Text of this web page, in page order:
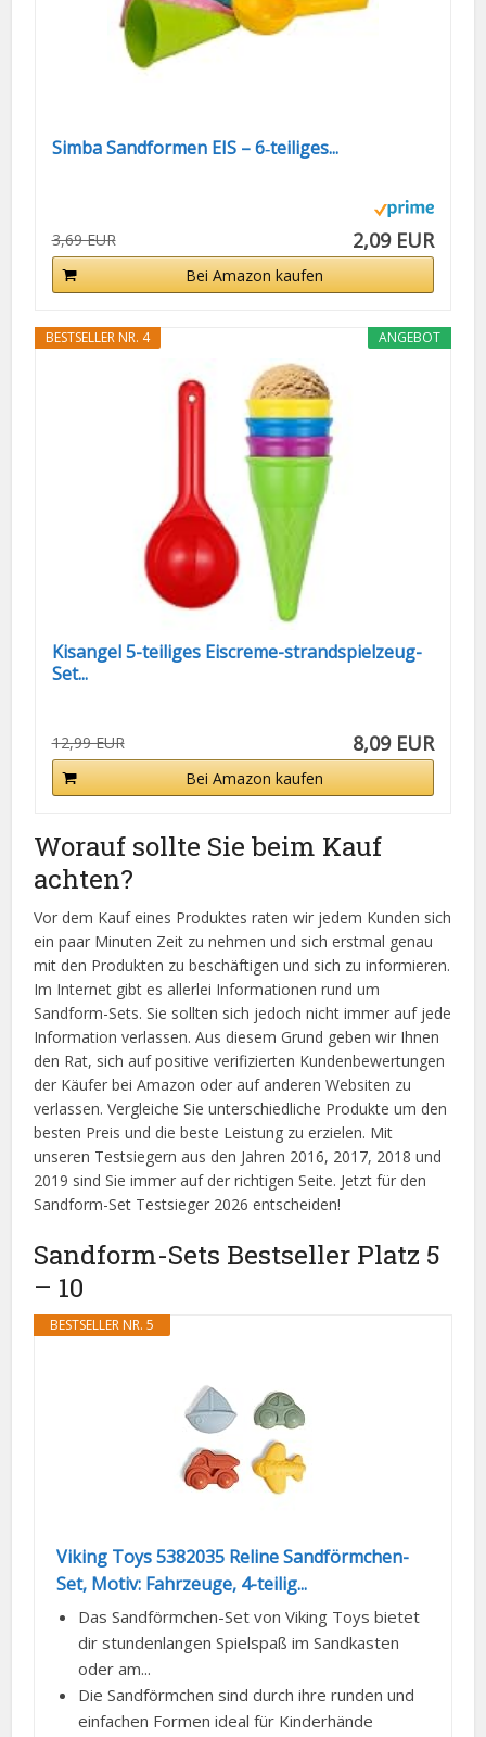
Simba Sandformen EIS – 6‑teiliges...
3,69 EUR 2,09 EUR
Bei Amazon kaufen
ANGEBOT
BESTSELLER NR. 4
Kisangel 5-teiliges Eiscreme-strandspielzeug-
Set...
12,99 EUR 8,09 EUR
Bei Amazon kaufen
Worauf sollte Sie beim Kauf
achten?
Vor dem Kauf eines Produktes raten wir jedem Kunden sich
ein paar Minuten Zeit zu nehmen und sich erstmal genau
mit den Produkten zu beschäftigen und sich zu informieren.
Im Internet gibt es allerlei Informationen rund um
Sandform-Sets. Sie sollten sich jedoch nicht immer auf jede
Information verlassen. Aus diesem Grund geben wir Ihnen
den Rat, sich auf positive verifizierten Kundenbewertungen
der Käufer bei Amazon oder auf anderen Websiten zu
verlassen. Vergleiche Sie unterschiedliche Produkte um den
besten Preis und die beste Leistung zu erzielen. Mit
unseren Testsiegern aus den Jahren 2016, 2017, 2018 und
2019 sind Sie immer auf der richtigen Seite. Jetzt für den
Sandform-Set Testsieger 2026 entscheiden!
Sandform-Sets Bestseller Platz 5
– 10
BESTSELLER NR. 5
Viking Toys 5382035 Reline Sandförmchen-
Set, Motiv: Fahrzeuge, 4-teilig...
Das Sandförmchen-Set von Viking Toys bietet
dir stundenlangen Spielspaß im Sandkasten
oder am...
Die Sandförmchen sind durch ihre runden und
einfachen Formen ideal für Kinderhände